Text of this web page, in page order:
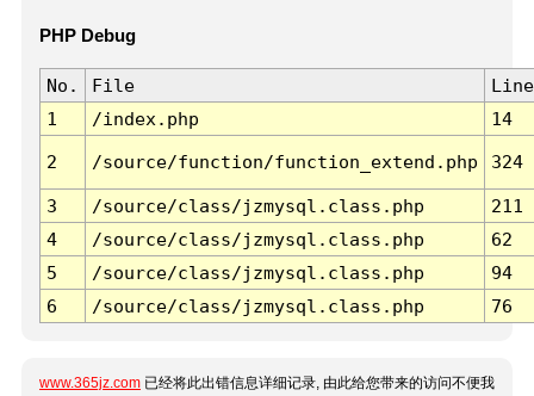
PHP Debug
No. File
Line
1
/index.php 14
2 /source/function/function_extend.php 324
3 /source/class/jzmysql.class.php
211
4
/source/class/jzmysql.class.php
62
5
/source/class/jzmysql.class.php
94
6
/source/class/jzmysql.class.php 76
www.365jz.com 已经将此出错信息详细记录, 由此给您带来的访问不便我